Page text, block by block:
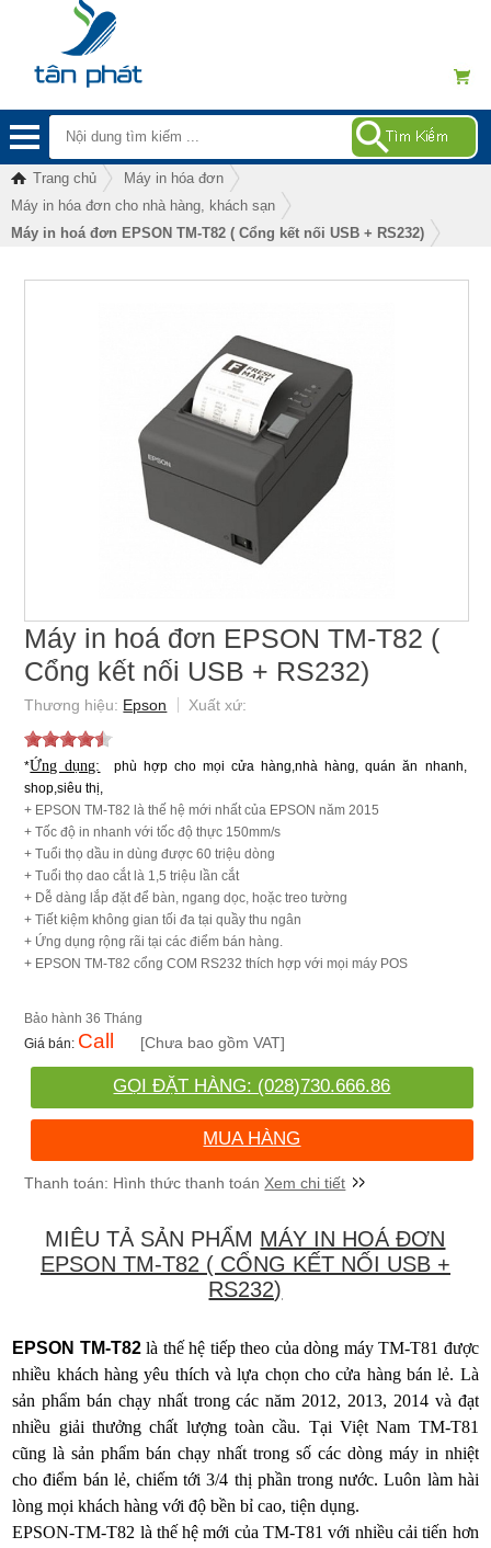
Trang chủ
Máy in hóa đơn
Máy in hóa đơn cho nhà hàng, khách sạn
Máy in hoá đơn EPSON TM-T82 ( Cổng kết nối USB + RS232)
Máy in hoá đơn EPSON TM-T82 (
Cổng kết nối USB + RS232)
Epson
*Ứng dụng:
phù hợp cho mọi cửa hàng,nhà hàng, quán ăn nhanh,
shop,siêu thị,
+ EPSON TM-T82 là thế hệ mới nhất của EPSON năm 2015
+ Tốc độ in nhanh với tốc độ thực 150mm/s
+ Tuổi thọ dầu in dùng được 60 triệu dòng
+ Tuổi thọ dao cắt là 1,5 triệu lần cắt
+ Dễ dàng lắp đặt để bàn, ngang dọc, hoặc treo tường
+ Tiết kiệm không gian tối đa tại quầy thu ngân
+ Ứng dụng rộng rãi tại các điểm bán hàng.
+ EPSON TM-T82 cổng COM RS232 thích hợp với mọi máy POS
36 Tháng
Call [Chưa bao gồm VAT]
GỌI ĐẶT HÀNG: (028)730.666.86
MUA HÀNG
Xem chi tiết
MIÊU TẢ SẢN PHẨM MÁY IN HOÁ ĐƠN
EPSON TM-T82 ( CỔNG KẾT NỐI USB +
RS232)
EPSON TM-T82là thế hệ tiếp theo của dòng máy TM-T81 được
nhiều khách hàng yêu thích và lựa chọn cho cửa hàng bán lẻ. Là
sản phẩm bán chạy nhất trong các năm 2012, 2013, 2014 và đạt
nhiều giải thưởng chất lượng toàn cầu. Tại Việt Nam TM-T81
cũng là sản phẩm bán chạy nhất trong số các dòng máy in nhiệt
cho điểm bán lẻ, chiếm tới 3/4 thị phần trong nước. Luôn làm hài
lòng mọi khách hàng với độ bền bỉ cao, tiện dụng.
EPSON-TM-T82 là thế hệ mới của TM-T81 với nhiều cải tiến hơn